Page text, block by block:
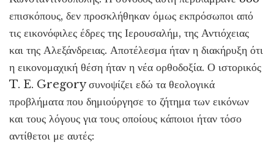
επισκόπους, δεν προσκλήθηκαν όμως εκπρόσωποι από
τις εικονόφιλες έδρες της Ιερουσαλήμ, της Αντιόχειας
και της Αλεξάνδρειας. Αποτέλεσμα ήταν η διακήρυξη ότι
η εικονομαχική θέση ήταν η νέα ορθοδοξία. Ο ιστορικός
T. E. Gregory συνοψίζει εδώ τα θεολογικά
προβλήματα που δημιούργησε το ζήτημα των εικόνων
και τους λόγους για τους οποίους κάποιοι ήταν τόσο
αντίθετοι με αυτές: